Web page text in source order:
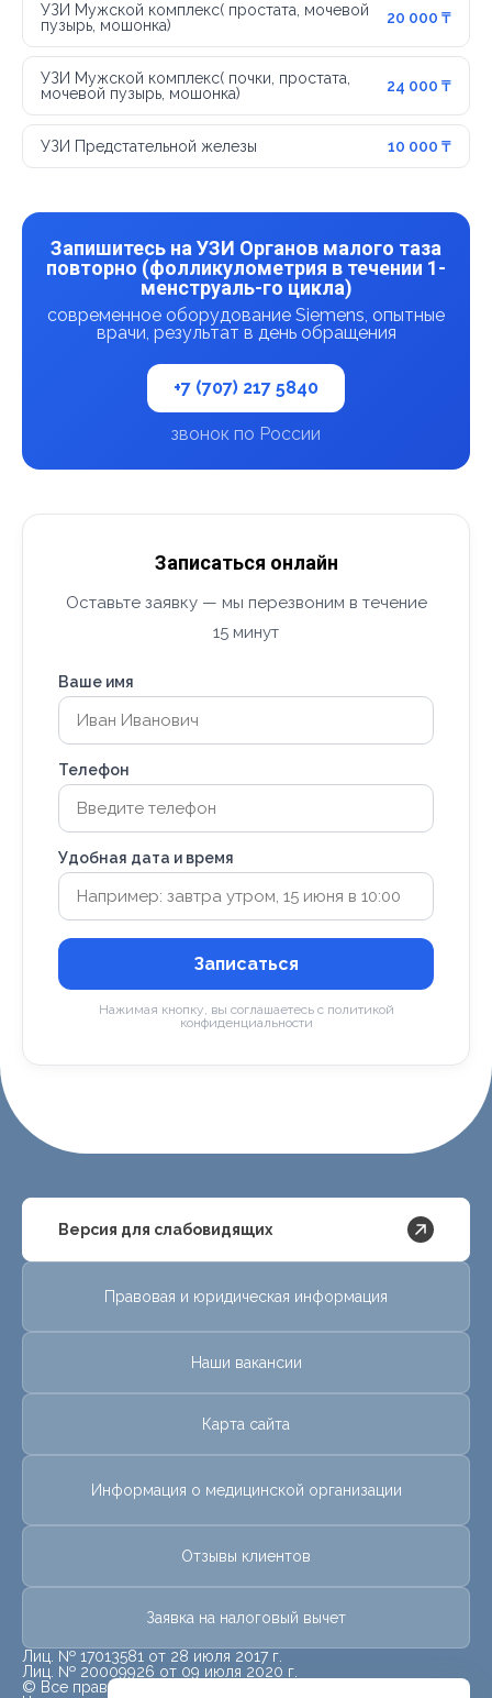
УЗИ Мужской комплекс( простата, мочевой
пузырь, мошонка)
20 000 ₸
УЗИ Мужской комплекс( почки, простата,
мочевой пузырь, мошонка)
24 000 ₸
УЗИ Предстательной железы 10 000 ₸
Запишитесь на УЗИ Органов малого таза
повторно (фолликулометрия в течении 1-
менструаль-го цикла)
современное оборудование Siemens, опытные
врачи, результат в день обращения
+7 (707) 217 5840
звонок по России
Записаться онлайн
Оставьте заявку — мы перезвоним в течение
15 минут
Ваше имя
Телефон
Удобная дата и время
Записаться
Нажимая кнопку, вы соглашаетесь с политикой
конфиденциальности
Версия для слабовидящих
Правовая и юридическая информация
Наши вакансии
Карта сайта
Информация о медицинской организации
Отзывы клиентов
Заявка на налоговый вычет
Лиц. № 17013581 от 28 июля 2017 г.
Лиц. № 20009926 от 09 июля 2020 г.
© Все права защищены.